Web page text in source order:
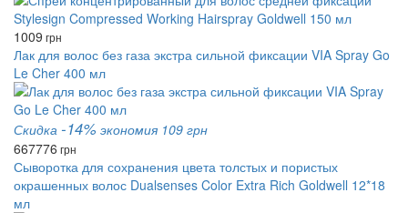
1009 грн
Лак для волос без газа экстра сильной фиксации VIA Spray Go
Le Cher 400 мл
Скидка -14% экономия 109 грн
667776 грн
Сыворотка для сохранения цвета толстых и пористых
окрашенных волос Dualsenses Color Extra Rich Goldwell 12*18
мл